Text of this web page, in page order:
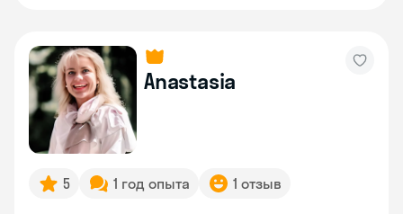
Anastasia
5 1 год опыта 1 отзыв